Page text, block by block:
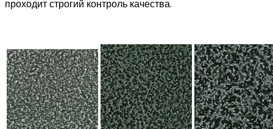
проходит строгий контроль качества.